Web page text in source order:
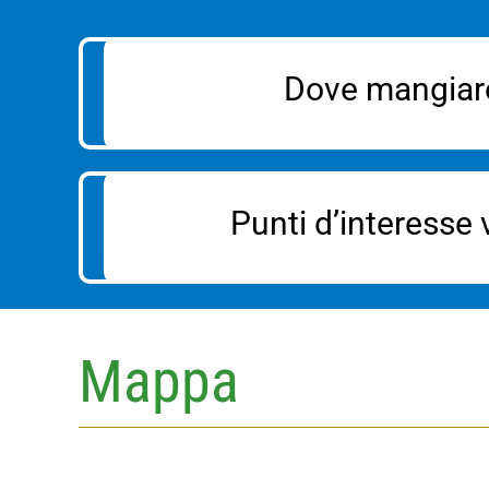
Dove
Punti d’interesse
Mappa